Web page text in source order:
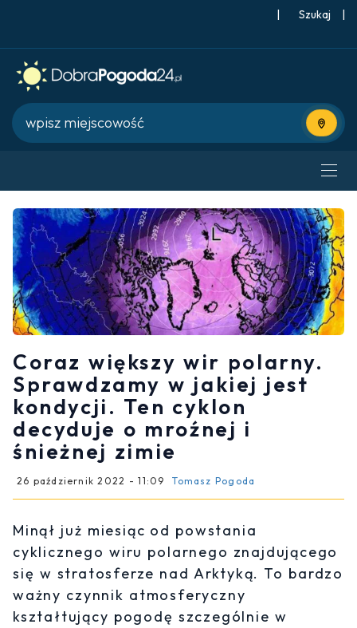
| |
Użyj
Coraz większy wir polarny.
Sprawdzamy w jakiej jest
kondycji. Ten cyklon
decyduje o mroźnej i
śnieżnej zimie
26 październik 2022 - 11:09 Tomasz Pogoda
Minął już miesiąc od powstania
cyklicznego wiru polarnego znajdującego
się w stratosferze nad Arktyką. To bardzo
ważny czynnik atmosferyczny
kształtujący pogodę szczególnie w